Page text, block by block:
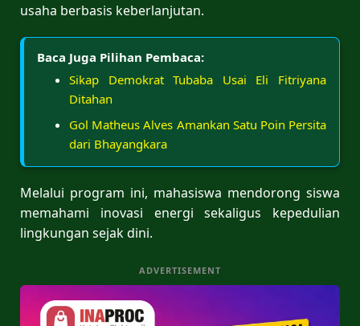
usaha berbasis keberlanjutan.
Baca Juga Pilihan Pembaca:
Sikap Demokrat Tubaba Usai Eli Fitriyana
Ditahan
Gol Matheus Alves Amankan Satu Poin Persita
dari Bhayangkara
Melalui program ini, mahasiswa mendorong siswa
memahami inovasi energi sekaligus kepedulian
lingkungan sejak dini.
ADVERTISEMENT